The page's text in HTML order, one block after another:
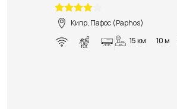
Кипр, Пафос (Paphos)
15 км
10 м